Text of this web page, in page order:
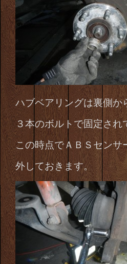
ハブベアリングは裏側か
３本のボルトで固定され
この時点でＡＢＳセンサ
外しておきます。